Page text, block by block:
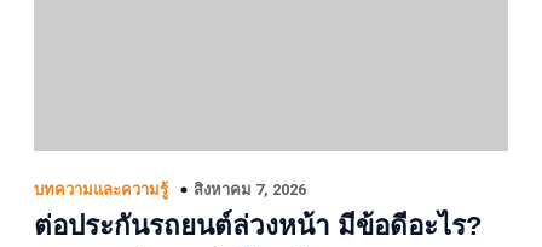
บทความและความรู้ สิงหาคม 7, 2026
ต่อประกันรถยนต์ล่วงหน้า มีข้อดีอะไร?